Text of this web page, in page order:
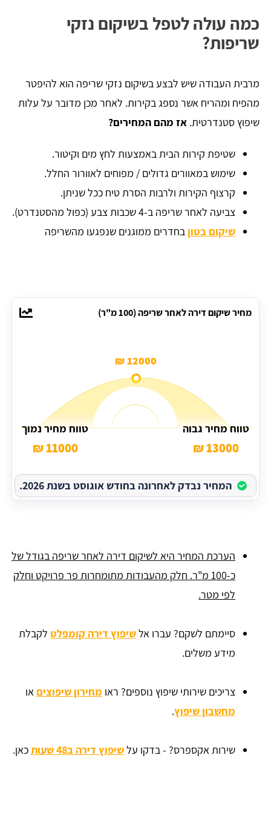
כמה עולה לטפל בשיקום נזקי
שריפות?
מרבית העבודה שיש לבצע בשיקום נזקי שריפה הוא להיפטר
מהפיח ומהריח אשר נספג בקירות. לאחר מכן מדובר על עלות
שיפוץ סטנדרטית. אז מהם המחירים?
שטיפת קירות הבית באמצעות לחץ מים וקיטור.
שימוש במאוורים גדולים / מפוחים לאוורור החלל.
קרצוף הקירות ולרבות הסרת טיח ככל שניתן.
צביעה לאחר שריפה ב-4 שכבות צבע (כפול מהסטנדרט).
שיקום בטון בחדרים ממוגנים שנפגעו מהשריפה
מחיר שיקום דירה לאחר שריפה (100 מ"ר)
12000 ₪
טווח מחיר גבוה
13000 ₪
טווח מחיר נמוך
11000 ₪
המחיר נבדק לאחרונה בחודש אוגוסט בשנת 2026.
הערכת המחיר היא לשיקום דירה לאחר שריפה בגודל של
כ-100 מ"ר. חלק מהעבודות מתומחרות פר פרויקט וחלק
לפי מטר.
סיימתם לשקם? עברו אלשיפוץ דירה קומפלט לקבלת
מידע משלים.
צריכים שירותי שיפוץ נוספים? ראו מחירון שיפוצים או
מחשבון שיפוץ.
שירות אקספרס? - בדקו עלשיפוץ דירה ב48 שעות כאן.